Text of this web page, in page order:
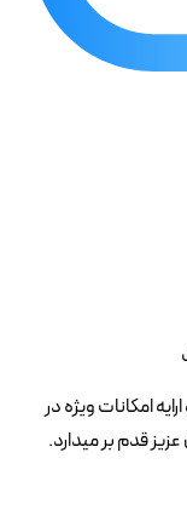
امکانات ویژه در
قدم بر میدارد.